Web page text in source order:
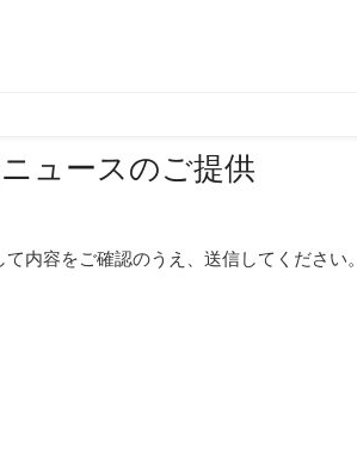
ュースのご提供
内容をご確認のうえ、送信してください。